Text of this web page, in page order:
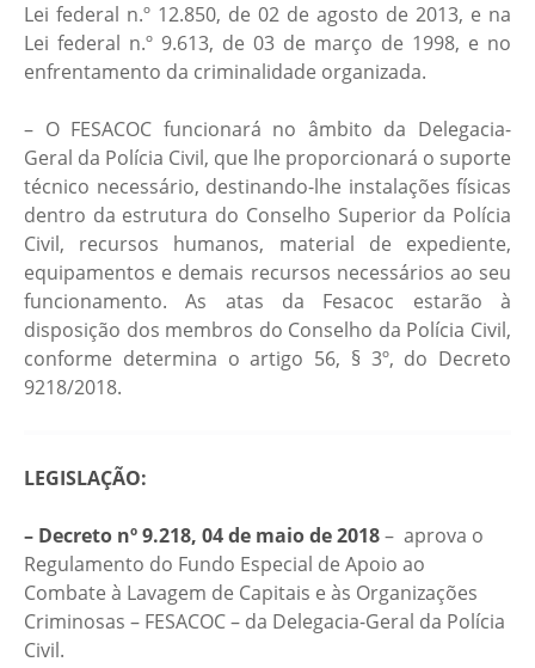
Lei federal n.º 12.850, de 02 de agosto de 2013, e na
Lei federal n.º 9.613, de 03 de março de 1998, e no
enfrentamento da criminalidade organizada.
– O FESACOC funcionará no âmbito da Delegacia-
Geral da Polícia Civil, que lhe proporcionará o suporte
técnico necessário, destinando-lhe instalações físicas
dentro da estrutura do Conselho Superior da Polícia
Civil, recursos humanos, material de expediente,
equipamentos e demais recursos necessários ao seu
funcionamento. As atas da Fesacoc estarão à
disposição dos membros do Conselho da Polícia Civil,
conforme determina o artigo 56, § 3º, do Decreto
9218/2018.
LEGISLAÇÃO:
– Decreto nº 9.218, 04 de maio de 2018– aprova o
Regulamento do Fundo Especial de Apoio ao
Combate à Lavagem de Capitais e às Organizações
Criminosas – FESACOC – da Delegacia-Geral da Polícia
Civil.